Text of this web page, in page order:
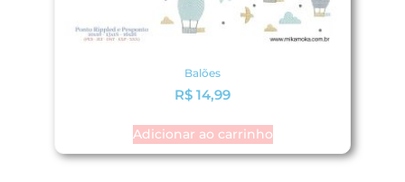
Balões
R$ 14,99
Adicionar ao carrinho